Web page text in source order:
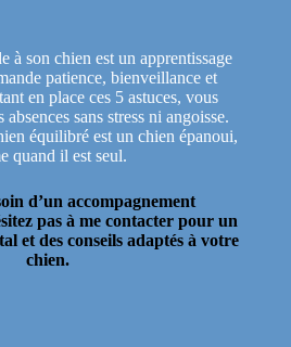
à son chien est un apprentissage
patience, bienveillance et
en place ces 5 astuces, vous
sans stress ni angoisse.
équilibré est un chien épanoui,
quand il est seul.
d’un accompagnement
pas à me contacter pour un
et des conseils adaptés à votre
chien.